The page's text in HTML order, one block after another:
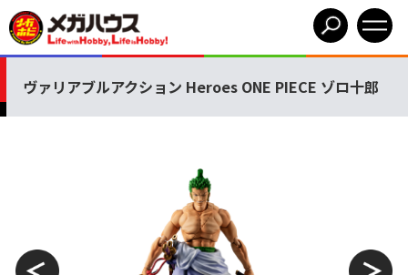
ヴァリアブルアクション Heroes ONE PIECE ゾロ十郎